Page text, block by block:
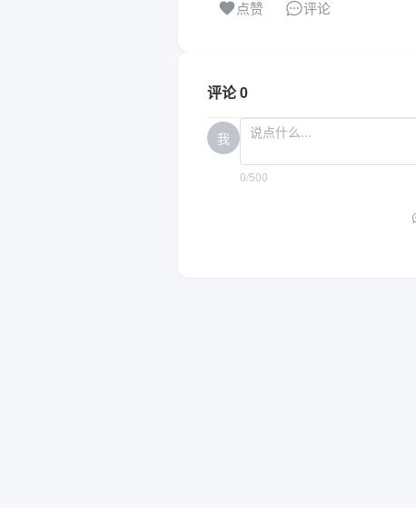
点赞 评论
评论 0
我
0/500